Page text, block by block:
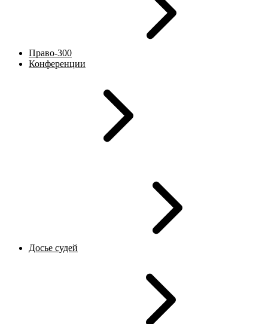
Право-300
Конференции
Досье судей